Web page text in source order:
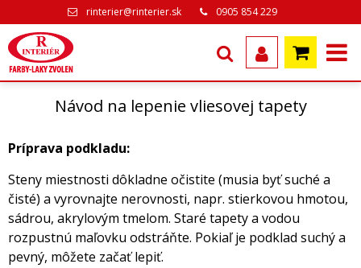
rinterier@rinterier.sk 0905 854 229
Návod na lepenie vliesovej tapety
Príprava podkladu:
Steny miestnosti dôkladne očistite (musia byť suché a
čisté) a vyrovnajte nerovnosti, napr. stierkovou hmotou,
sádrou, akrylovým tmelom. Staré tapety a vodou
rozpustnú maľovku odstráňte. Pokiaľ je podklad suchý a
pevný, môžete začať lepiť.